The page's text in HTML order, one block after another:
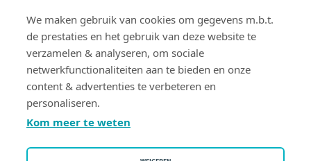
buurt.
VIND EEN NOTARIS
We maken gebruik van cookies om gegevens m.b.t.
de prestaties en het gebruik van deze website te
verzamelen & analyseren, om sociale
netwerkfunctionaliteiten aan te bieden en onze
content & advertenties te verbeteren en
personaliseren.
Kom meer te weten